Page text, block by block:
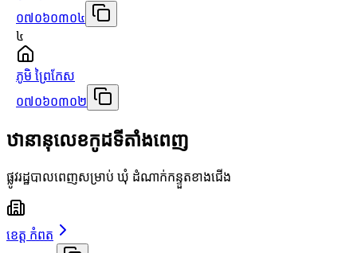
០៧០៦០៣០៤
៤
ភូមិ ព្រៃកែស
០៧០៦០៣០២
ឋានានុលេខកូដទីតាំងពេញ
ផ្លូវរដ្ឋបាលពេញសម្រាប់ ឃុំ ដំណាក់កន្ទួតខាងជើង
ខេត្ត កំពត